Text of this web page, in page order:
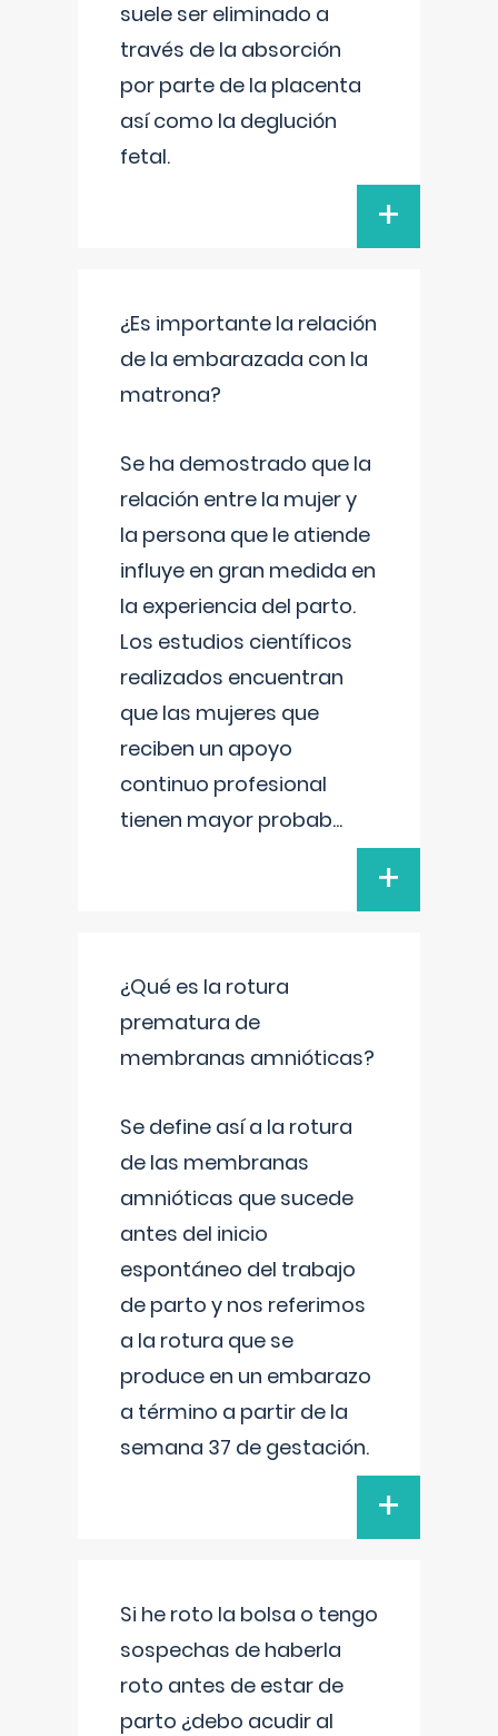
suele ser eliminado a
través de la absorción
por parte de la placenta
así como la deglución
fetal.
+
¿Es importante la relación
de la embarazada con la
matrona?
Se ha demostrado que la
relación entre la mujer y
la persona que le atiende
influye en gran medida en
la experiencia del parto.
Los estudios científicos
realizados encuentran
que las mujeres que
reciben un apoyo
continuo profesional
tienen mayor probab...
+
¿Qué es la rotura
prematura de
membranas amnióticas?
Se define así a la rotura
de las membranas
amnióticas que sucede
antes del inicio
espontáneo del trabajo
de parto y nos referimos
a la rotura que se
produce en un embarazo
a término a partir de la
semana 37 de gestación.
+
Si he roto la bolsa o tengo
sospechas de haberla
roto antes de estar de
parto ¿debo acudir al